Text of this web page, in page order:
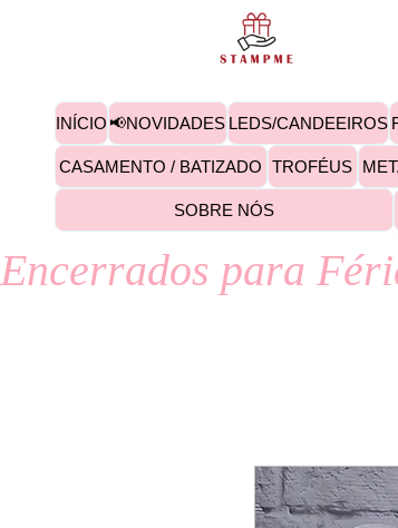
INÍCIO 📢NOVIDADES LEDS/CANDEEIROS
CASAMENTO / BATIZADO TROFÉUS
SOBRE NÓS
Encerrados para